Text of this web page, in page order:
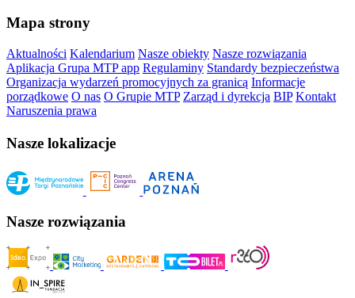
Mapa strony
Aktualności Kalendarium Nasze obiekty Nasze rozwiązania
Aplikacja Grupa MTP app Regulaminy Standardy bezpieczeństwa
Organizacja wydarzeń promocyjnych za granicą Informacje
porządkowe O nas O Grupie MTP Zarząd i dyrekcja BIP Kontakt
Naruszenia prawa
Nasze lokalizacje
Nasze rozwiązania